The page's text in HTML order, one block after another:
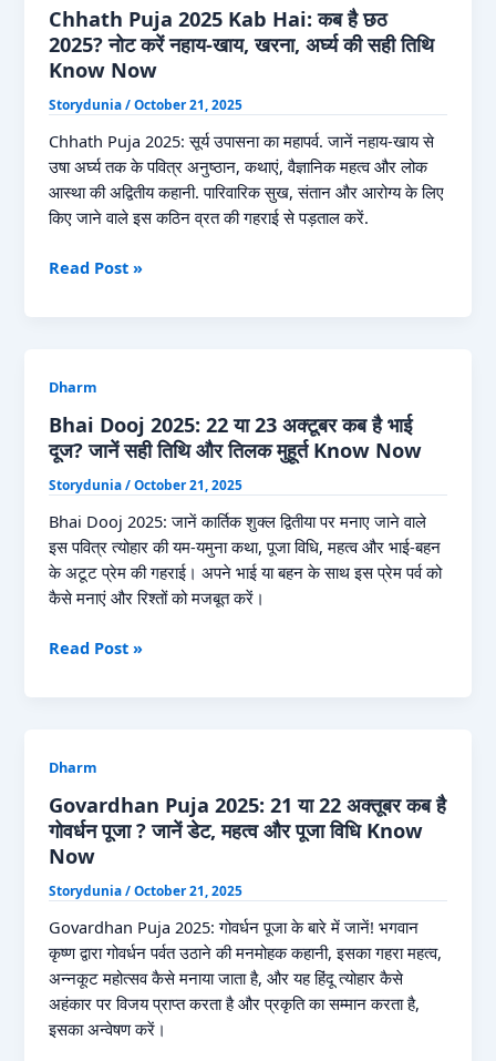
डरावनी
कहानी
I
ki
Bhootiya
Kahani
Read
Now
Chhath Puja 2025 Kab Hai: कब है छठ
2025? नोट करें नहाय-खाय, खरना, अर्घ्य की सही तिथि
Know Now
Storydunia/October 21, 2025
Chhath Puja 2025: सूर्य उपासना का महापर्व. जानें नहाय-खाय से
उषा अर्घ्य तक के पवित्र अनुष्ठान, कथाएं, वैज्ञानिक महत्व और लोक
आस्था की अद्वितीय कहानी. पारिवारिक सुख, संतान और आरोग्य के लिए
किए जाने वाले इस कठिन व्रत की गहराई से पड़ताल करें.
Chhath
कब
है
छठ
2025?
नोट
करें
नहाय-
खाय,
खरना,
की
Read Post »
Dharm
Bhai Dooj 2025: 22 या 23 अक्टूबर कब है भाई
दूज? जानें सही तिथि और तिलक मुहूर्त Know Now
Storydunia/October 21, 2025
Bhai Dooj 2025: जानें कार्तिक शुक्ल द्वितीया पर मनाए जाने वाले
इस पवित्र त्योहार की यम-यमुना कथा, पूजा विधि, महत्व और भाई-बहन
के अटूट प्रेम की गहराई। अपने भाई या बहन के साथ इस प्रेम पर्व को
कैसे मनाएं और रिश्तों को मजबूत करें।
Bhai
23
अक्टूबर
कब
है
दूज?
जानें
सही
तिथि
और
तिलक
Read Post »
Dharm
Govardhan Puja 2025: 21 या 22 अक्तूबर कब है
गोवर्धन पूजा ? जानें डेट, महत्व और पूजा विधि Know
Now
Storydunia/October 21, 2025
Govardhan Puja 2025: गोवर्धन पूजा के बारे में जानें! भगवान
कृष्ण द्वारा गोवर्धन पर्वत उठाने की मनमोहक कहानी, इसका गहरा महत्व,
अन्नकूट महोत्सव कैसे मनाया जाता है, और यह हिंदू त्योहार कैसे
अहंकार पर विजय प्राप्त करता है और प्रकृति का सम्मान करता है,
इसका अन्वेषण करें।